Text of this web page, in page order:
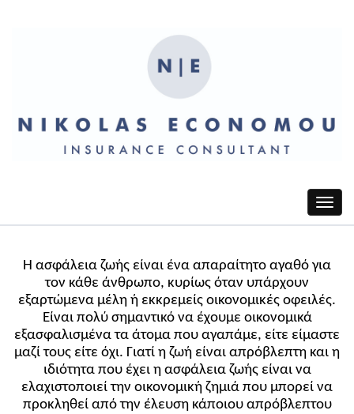
Toggle
Η ασφάλεια ζωής είναι ένα απαραίτητο αγαθό για
τον κάθε άνθρωπο, κυρίως όταν υπάρχουν
εξαρτώμενα μέλη ή εκκρεμείς οικονομικές οφειλές.
Είναι πολύ σημαντικό να έχουμε οικονομικά
εξασφαλισμένα τα άτομα που αγαπάμε, είτε είμαστε
μαζί τους είτε όχι. Γιατί η ζωή είναι απρόβλεπτη και η
ιδιότητα που έχει η ασφάλεια ζωής είναι να
ελαχιστοποιεί την οικονομική ζημιά που μπορεί να
προκληθεί από την έλευση κάποιου απρόβλεπτου